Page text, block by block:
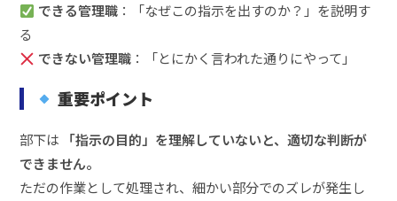
できる管理職：「なぜこの指示を出すのか？」を説明す
る
できない管理職：「とにかく言われた通りにやって」
重要ポイント
部下は
「指示の目的」を理解していないと、適切な判断が
できません。
ただの作業として処理され、細かい部分でのズレが発生し